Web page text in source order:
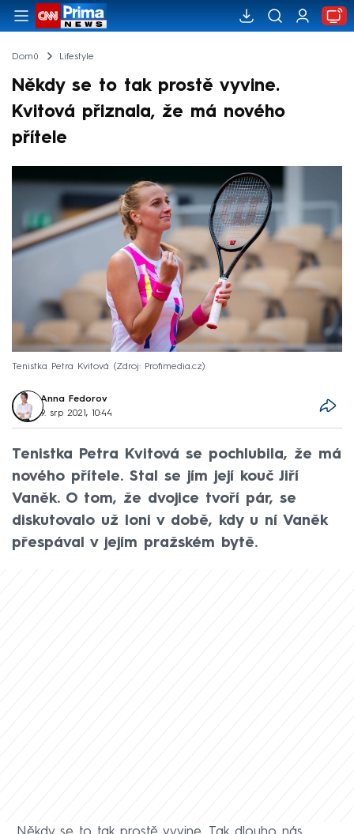
Domů Lifestyle
Někdy se to tak prostě vyvine.
Kvitová přiznala, že má nového
přítele
Tenistka Petra Kvitová Zdroj: Profimedia.cz
Anna Fedorov
9. srp 2021, 10:44
Tenistka Petra Kvitová se pochlubila, že má
nového přítele. Stal se jím její kouč Jiří
Vaněk. O tom, že dvojice tvoří pár, se
diskutovalo už loni v době, kdy u ní Vaněk
přespával v jejím pražském bytě.